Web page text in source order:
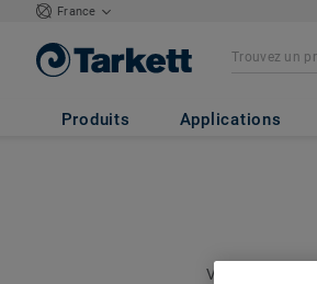
France
Produits Applications
Vous avez